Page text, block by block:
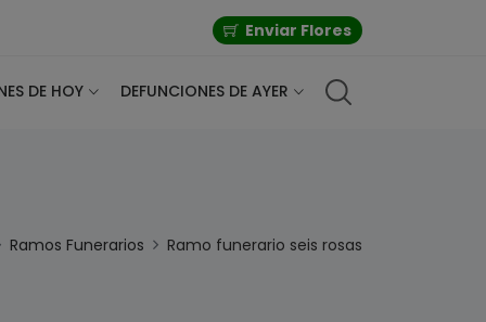
Enviar Flores
DE HOY DEFUNCIONES DE AYER
Ramos Funerarios Ramo funerario seis rosas